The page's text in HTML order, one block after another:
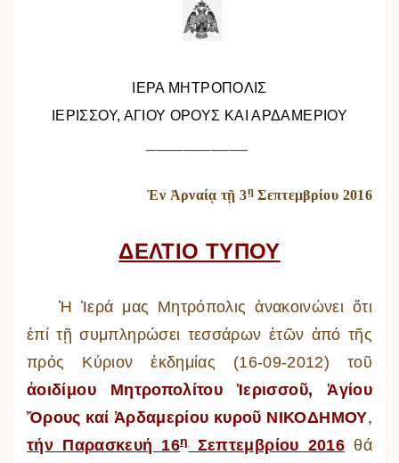
ΙΕΡΑ ΜΗΤΡΟΠΟΛΙΣ
ΙΕΡΙΣΣΟΥ, ΑΓΙΟΥ ΟΡΟΥΣ ΚΑΙ ΑΡΔΑΜΕΡΙΟΥ
Ἐν Ἀρναίᾳ τῇ 3ῃΣεπτεμβρίου 2016
ΔΕΛΤΙΟ ΤΥΠΟΥ
Ἡ Ἱερά μας Μητρόπολις ἀνακοινώνει ὅτι
ἐπί τῇ συμπληρώσει τεσσάρων ἐτῶν ἀπό τῆς
πρός Κύριον ἐκδημίας (16-09-2012) τοῦ
ἀοιδίμου Μητροπολίτου Ἱερισσοῦ, Ἁγίου
Ὄρους καί Ἀρδαμερίου κυροῦ ΝΙΚΟΔΗΜΟΥ,
τήν Παρασκευή 16ηΣεπτεμβρίου 2016 θά